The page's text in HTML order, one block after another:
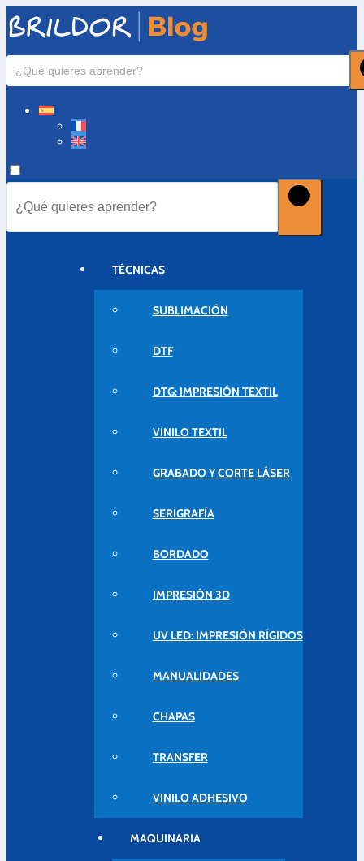
TÉCNICAS
SUBLIMACIÓN
DTF
DTG: IMPRESIÓN TEXTIL
VINILO TEXTIL
GRABADO Y CORTE LÁSER
SERIGRAFÍA
BORDADO
IMPRESIÓN 3D
UV LED: IMPRESIÓN RÍGIDOS
MANUALIDADES
CHAPAS
TRANSFER
VINILO ADHESIVO
MAQUINARIA